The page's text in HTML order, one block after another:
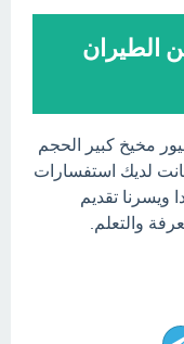
الطيران
مخيخ كبير الحجم
لديك استفسارات
ويسرنا تقديم
والتعلم.